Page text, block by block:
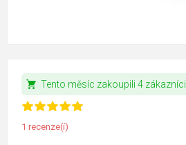
shopping_cart Tento měsíc zakoupili 4 zákazníci
1 recenze(í)